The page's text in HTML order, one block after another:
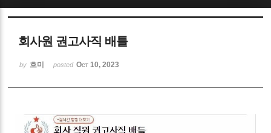
회사원 권고사직 배틀
by 흐미 posted Oct 10, 2023
Sketchbook5, 스케치북5